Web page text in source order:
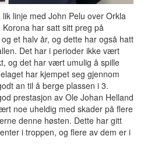
linje med John Pelu over Orkla
har satt sitt preg på
et halv år, og dette har også hatt
Det har i perioder ikke vært
og det har vært umulig å spille
har kjempet seg gjennom
an til å berge plassen i 3.
prestasjon av Ole Johan Helland
noe uheldig med skader på flere
denne høsten. Dette har gitt
i troppen, og flere av dem er i